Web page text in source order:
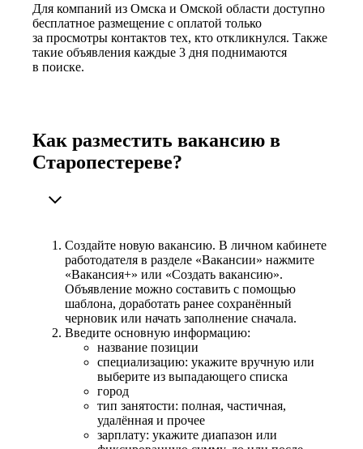
Для компаний из Омска и Омской области доступно
бесплатное размещение с оплатой только
за просмотры контактов тех, кто откликнулся. Также
такие объявления каждые 3 дня поднимаются
в поиске.
Как разместить вакансию в
Старопестереве?
Создайте новую вакансию. В личном кабинете
работодателя в разделе «Вакансии» нажмите
«Вакансия+» или «Создать вакансию».
Объявление можно составить с помощью
шаблона, доработать ранее сохранённый
черновик или начать заполнение сначала.
Введите основную информацию:
название позиции
специализацию: укажите вручную или
выберите из выпадающего списка
город
тип занятости: полная, частичная,
удалённая и прочее
зарплату: укажите диапазон или